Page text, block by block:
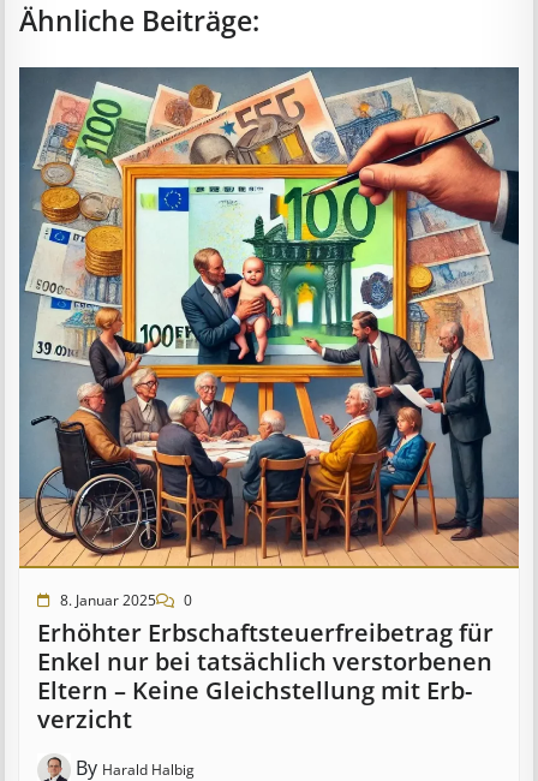
Ähnliche Beiträge:
8. Januar 2025 0
Erhöhter Erb­schaft­steuer­frei­be­trag für
Enkel nur bei tat­säch­lich ver­storb­en­en
Eltern – Keine Gleich­stell­ung mit Erb­
verzicht
By Harald Halbig